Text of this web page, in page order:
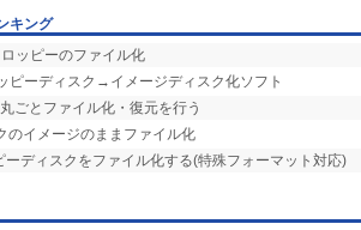
キング
ッピーのファイル化
ピーディスク→イメージディスク化ソフト
ごとファイル化・復元を行う
のイメージのままファイル化
ーディスクをファイル化する(特殊フォーマット対応)